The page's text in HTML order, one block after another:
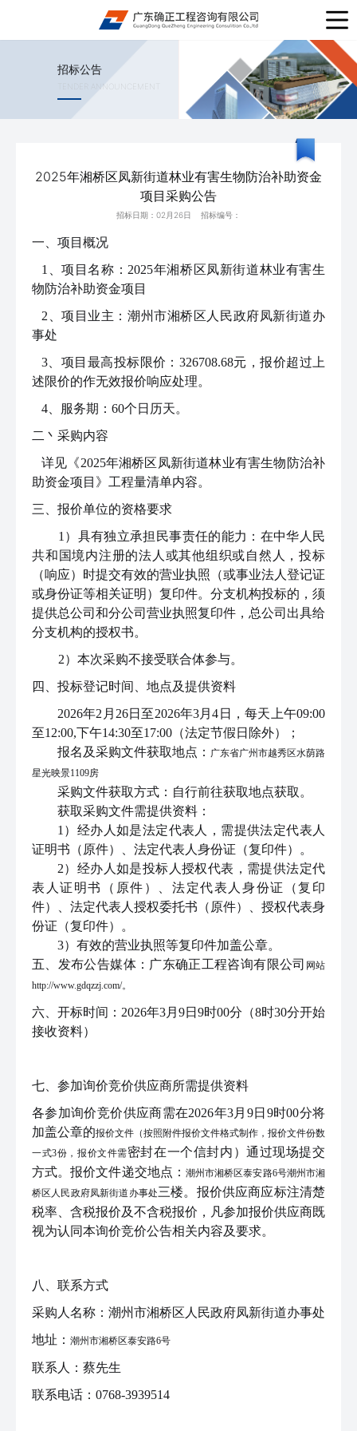
招标公告
TENDER ANNOUNCEMENT
2025年湘桥区凤新街道林业有害生物防治补助资金
项目采购公告
招标日期：02月26日 招标编号：
一、项目概况
1、项目名称： 2025年湘桥区凤新街道林业有害生
物防治补助资金项目
2、项目业主：潮州市湘桥区人民政府凤新街道办
事处
3、项目最高投标限价：326708.68元，报价超过上
述限价的作无效报价响应处理。
4、服务期： 60个日历天。
二丶 采购内容
详见《2025年湘桥区凤新街道林业有害生物防治补
助资金项目 》工程量清单内容。
三、 报价单位的资格要求
1）具有独立承担民事责任的能力：在中华人民
共和国境内注册的法人或其他组织或自然人，投标
（响应）时提交有效的营业执照（或事业法人登记证
或身份证等相关证明）复印件。分支机构投标的，须
提供总公司和分公司营业执照复印件，总公司出具给
分支机构的授权书。
2）本次采购不接受联合体参与。
四、 投标登记时间、地点及提供资料
2026年2月26日至2026年3月4日，每天上午09:00
至12:00,下午14:30至17:00（法定节假日除外）；
报名及采购文件获取地点： 广东省广州市越秀区水荫路
星光映景1109房
采购文件获取方式：自行前往获取地点获取。
获取采购文件需提供资料：
1）经办人如是法定代表人，需提供法定代表人
证明书（原件）、法定代表人身份证（复印件）。
2）经办人如是投标人授权代表，需提供法定代
表人证明书（原件）、法定代表人身份证（复印
件）、法定代表人授权委托书（原件）、授权代表身
份证（复印件）。
3） 有效的营业执照等复印件加盖公章。
五、 发布公告媒体： 广东确正工程咨询有限公司 网站
http://www.gdqzzj.com/。
六、开标时间 ： 2026年3月9日9时00分（8时30分开始
接收资料）
七 、参加询价竞价供应商所需提供资料
各参加询价竞价供应商需在2026年3月9日9时00分将
加盖公章的报价文件（按照附件报价文件格式制作，报价文件份数
一式3份，报价文件需密封在一个信封内）通过现场提交
方式。报价文件递交地点： 潮州市湘桥区泰安路6号潮州市湘
桥区人民政府凤新街道办事处三楼。 报价供应商应标注清楚
税率、含税报价及不含税报价，凡参加报价供应商既
视为认同本询价竞价公告相关内容及要求。
八、联系方式
采购人名称： 潮州市湘桥区人民政府凤新街道办事处
地址： 潮州市湘桥区泰安路6号
联系人： 蔡先生
联系电话： 0768-3939514